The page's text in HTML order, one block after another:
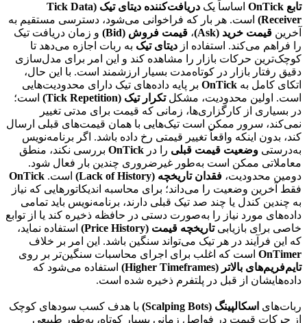
تابع OnTick اساساً یک
دریافت‌کننده دیتای تیک (Tick Data
Receiver)
است. هر بار که فراخوانی می‌شود، دسترسی مستقیم به
آخرین قیمت خرید (Ask) ، قیمت فروش (Bid)
و زمان دریافت تیک
را فراهم می‌کند. استفاده از دیتای تیک به ربات اجازه می‌دهد تا
کوچک‌ترین حرکات بازار را مشاهده کند و این امر برای مدل‌سازی
دقیق رفتار بازار در کوتاه‌مدت بسیار ارزشمند است. با این حال،
اتکای کامل به OnTick بر پایه داده‌های تیک دارای محدودیت‌هایی
است. اولین محدودیت، مشکلتکرار تیک (Tick Repetition)
است؛
در بسیاری از کارگزاری‌ها، زمانی که قیمت برای مدتی تغییر
نمی‌کند، سرور ممکن است تیک‌هایی با همان قیمت‌های قبلی ارسال
کند، بدون اینکه واقعاً تغییر قیمتی رخ داده باشد. اگر برنامه‌نویس
به‌درستی وضعیت قیمت قبلی را در OnTick بررسی نکند، منطق
معاملاتی ممکن است به‌طور غیرضروری چندین بار فعال شود.
دومین محدودیت، فقدان تاریخچه (Lack of History) است. OnTick
فقط آخرین وضعیت را می‌داند؛ برای محاسبه اندیکاتورهایی که نیاز
به چندین کندل یا چند صد تیک قبلی دارند، برنامه‌نویس باید تمامی
داده‌های مورد نیاز را به‌صورت دستی در حافظه ذخیره کند یا از توابع
خاصی برای بازیابیتاریخچه قیمت (Price History)
استفاده نماید،
که این فرآیند در هر تیک می‌تواند سنگین باشد. این امر بر خلاف
OnTimer است که اغلب برای اجرای محاسبات سنگین‌تر بر روی
تایم‌فریم‌های بالاتر (Higher Timeframes)
استفاده می‌شود که
داده‌هایشان از قبل در پلتفرم ذخیره شده است.
ربات‌های اسکالپینگ (Scalping Bots)
با هدف کسب سودهای کوچک
از حرکات قیمت در فواصل زمانی بسیار کوتاه، به‌طور طبیعی